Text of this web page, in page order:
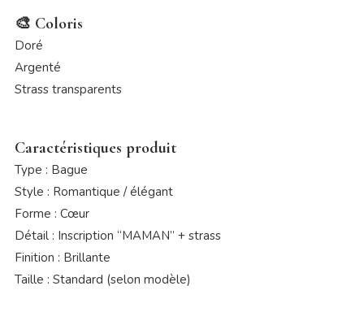
🎨 Coloris
Doré
Argenté
Strass transparents
Caractéristiques produit
Type : Bague
Style : Romantique / élégant
Forme : Cœur
Détail : Inscription “MAMAN” + strass
Finition : Brillante
Taille : Standard (selon modèle)